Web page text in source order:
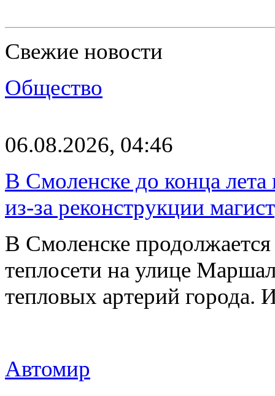
Свежие новости
Общество
06.08.2026, 04:46
В Смоленске до конца
из-за реконструкции
В Смоленске
теплосети на улице
тепловых артерий
Автомир